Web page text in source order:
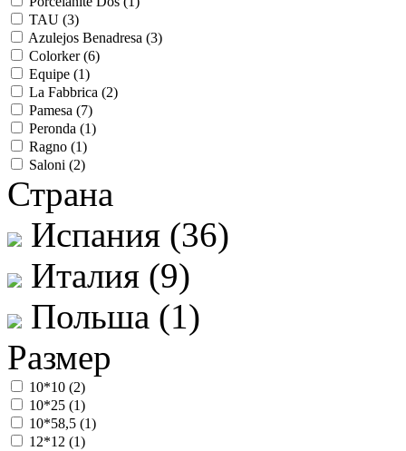
TAU (3)
Azulejos Benadresa (3)
Colorker (6)
Equipe (1)
La Fabbrica (2)
Pamesa (7)
Peronda (1)
Ragno (1)
Saloni (2)
Страна
Испания (36)
Италия (9)
Польша (1)
Размер
10*10 (2)
10*25 (1)
10*58,5 (1)
12*12 (1)